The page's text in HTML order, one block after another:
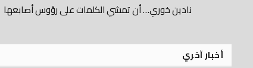
نادين خوري… أن تمشي الكلمات على رؤوس أصابعها
أخبار آخري